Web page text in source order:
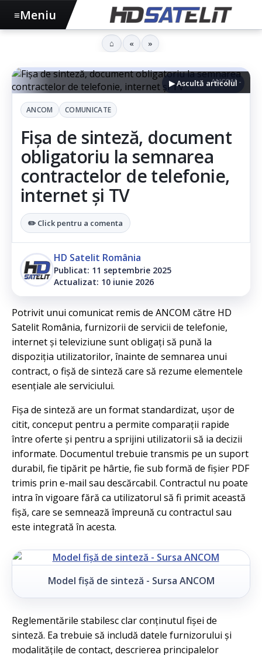
ANCOM -
▶ Ascultă articolul
ANCOM COMUNICATE
Fișa de sinteză, document
obligatoriu la semnarea
contractelor de telefonie,
internet și TV
✏️ Click pentru a comenta
HD Satelit România
Publicat: 11 septembrie 2025
Actualizat: 10 iunie 2026
Potrivit unui comunicat remis de ANCOM către HD
Satelit România, furnizorii de servicii de telefonie,
internet și televiziune sunt obligați să pună la
dispoziția utilizatorilor, înainte de semnarea unui
contract, o fișă de sinteză care să rezume elementele
esențiale ale serviciului.
Fișa de sinteză are un format standardizat, ușor de
citit, conceput pentru a permite comparații rapide
între oferte și pentru a sprijini utilizatorii să ia decizii
informate. Documentul trebuie transmis pe un suport
durabil, fie tipărit pe hârtie, fie sub formă de fișier PDF
trimis prin e-mail sau descărcabil. Contractul nu poate
intra în vigoare fără ca utilizatorul să fi primit această
fișă, care se semnează împreună cu contractul sau
este integrată în acesta.
Model fișă de sinteză - Sursa ANCOM
Reglementările stabilesc clar conținutul fișei de
sinteză. Ea trebuie să includă datele furnizorului și
modalitățile de contact, descrierea principalelor
≡Meniu
⌂ « »